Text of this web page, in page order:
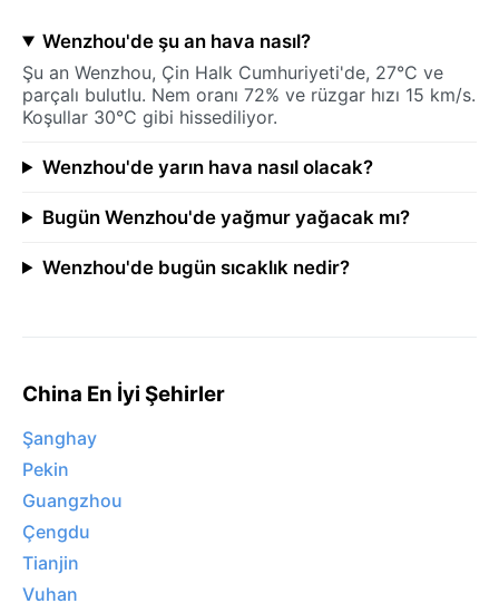
Wenzhou'de şu an hava nasıl?
Şu an Wenzhou, Çin Halk Cumhuriyeti'de, 27°C ve
parçalı bulutlu. Nem oranı 72% ve rüzgar hızı 15 km/s.
Koşullar 30°C gibi hissediliyor.
Wenzhou'de yarın hava nasıl olacak?
Bugün Wenzhou'de yağmur yağacak mı?
Wenzhou'de bugün sıcaklık nedir?
China En İyi Şehirler
Şanghay
Pekin
Guangzhou
Çengdu
Tianjin
Vuhan